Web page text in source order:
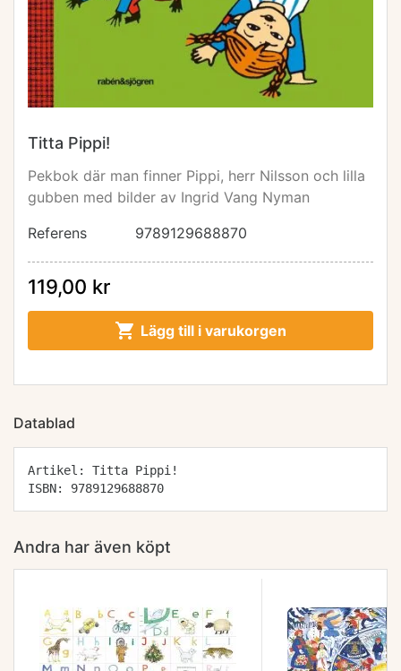
Titta Pippi!
Pekbok där man finner Pippi, herr Nilsson och lilla
gubben med bilder av Ingrid Vang Nyman
Referens
9789129688870
119,00 kr
 Lägg till i varukorgen
Datablad
Artikel: Titta Pippi!
ISBN: 9789129688870
Andra har även köpt